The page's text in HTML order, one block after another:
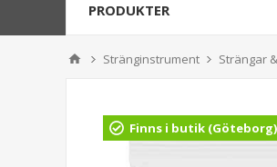
PRODUKTER
Stränginstrument Strängar
Finns i butik (Göteborg)